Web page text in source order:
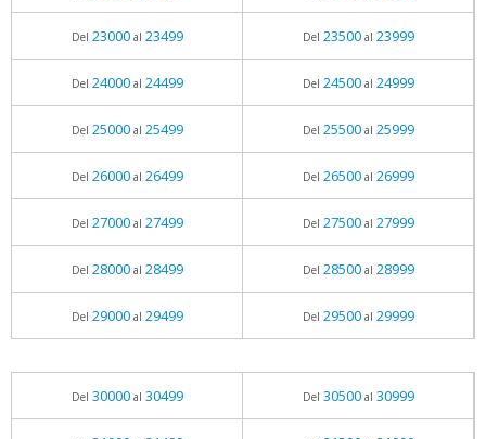
Del 23000al 23499 Del 23500al 23999
Del 24000al 24499 Del 24500al 24999
Del 25000al 25499 Del 25500al 25999
Del 26000al 26499 Del 26500al 26999
Del 27000al 27499 Del 27500al 27999
Del 28000al 28499 Del 28500al 28999
Del 29000al 29499 Del 29500al 29999
Del 30000al 30499 Del 30500al 30999